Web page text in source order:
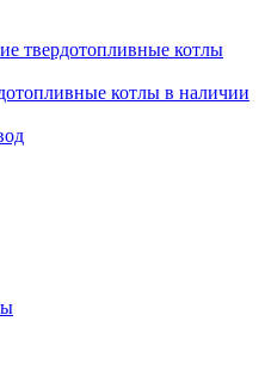
твердотопливные котлы
котлы в наличии